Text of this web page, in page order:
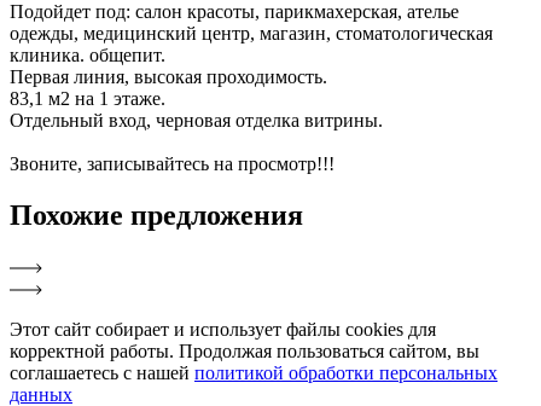
Подойдет под: салон красоты, парикмахерская, ателье
одежды, медицинский центр, магазин, стоматологическая
клиника. общепит.
Первая линия, высокая проходимость.
83,1 м2 на 1 этаже.
Отдельный вход, черновая отделка витрины.
Звоните, записывайтесь на просмотр!!!
Похожие предложения
Этот сайт собирает и использует файлы cookies для
корректной работы. Продолжая пользоваться сайтом, вы
соглашаетесь с нашей политикой обработки персональных
данных